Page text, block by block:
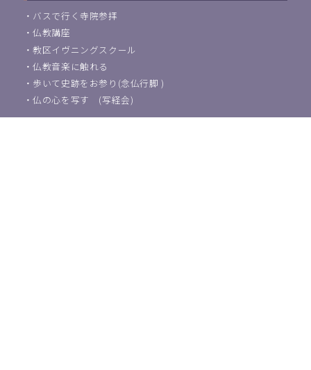
・ バスで行く寺院参拝
・仏教講座
・教区イヴニングスクール
・仏教音楽に触れる
・ 歩いて史跡をお参り(念仏行脚 )
・仏の心を写す (写経会)